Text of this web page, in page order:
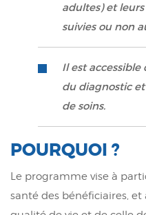
adultes) et
suivies ou non
Il est accessible
du diagnostic
de soins.
POURQUOI ?
Le programme vise à
santé des bénéficiaires,